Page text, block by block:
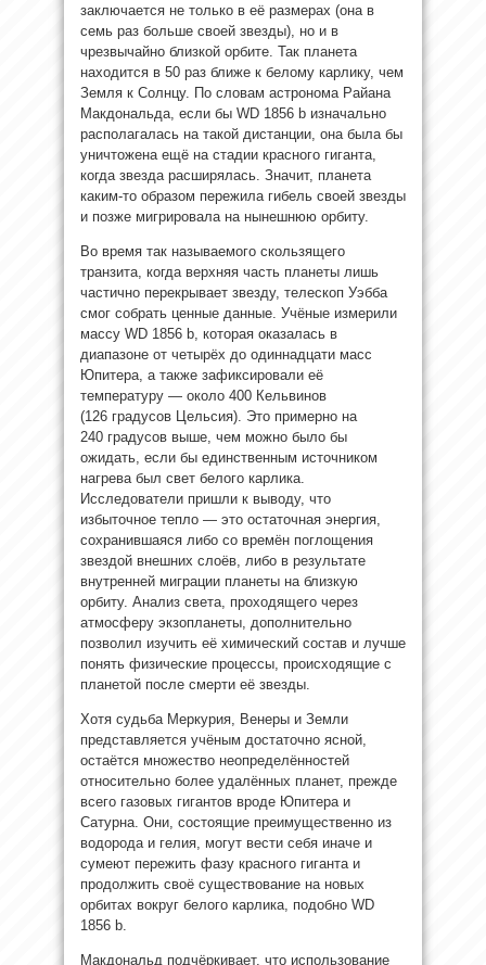
заключается не только в её размерах (она в
семь раз больше своей звезды), но и в
чрезвычайно близкой орбите. Так планета
находится в 50 раз ближе к белому карлику, чем
Земля к Солнцу. По словам астронома Райана
Макдональда, если бы WD 1856 b изначально
располагалась на такой дистанции, она была бы
уничтожена ещё на стадии красного гиганта,
когда звезда расширялась. Значит, планета
каким‑то образом пережила гибель своей звезды
и позже мигрировала на нынешнюю орбиту.
Во время так называемого скользящего
транзита, когда верхняя часть планеты лишь
частично перекрывает звезду, телескоп Уэбба
смог собрать ценные данные. Учёные измерили
массу WD 1856 b, которая оказалась в
диапазоне от четырёх до одиннадцати масс
Юпитера, а также зафиксировали её
температуру — около 400 Кельвинов
(126 градусов Цельсия). Это примерно на
240 градусов выше, чем можно было бы
ожидать, если бы единственным источником
нагрева был свет белого карлика.
Исследователи пришли к выводу, что
избыточное тепло — это остаточная энергия,
сохранившаяся либо со времён поглощения
звездой внешних слоёв, либо в результате
внутренней миграции планеты на близкую
орбиту. Анализ света, проходящего через
атмосферу экзопланеты, дополнительно
позволил изучить её химический состав и лучше
понять физические процессы, происходящие с
планетой после смерти её звезды.
Хотя судьба Меркурия, Венеры и Земли
представляется учёным достаточно ясной,
остаётся множество неопределённостей
относительно более удалённых планет, прежде
всего газовых гигантов вроде Юпитера и
Сатурна. Они, состоящие преимущественно из
водорода и гелия, могут вести себя иначе и
сумеют пережить фазу красного гиганта и
продолжить своё существование на новых
орбитах вокруг белого карлика, подобно WD
1856 b.
Макдональд подчёркивает, что использование